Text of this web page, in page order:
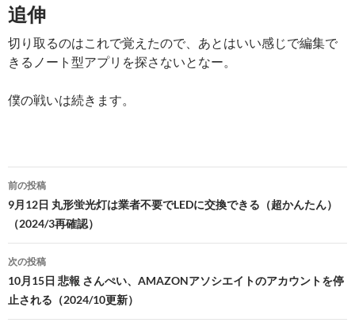
追伸
切り取るのはこれで覚えたので、あとはいい感じで編集で
きるノート型アプリを探さないとなー。
僕の戦いは続きます。
投
稿
ナ
ビ
ゲ
ー
前の投稿
9月12日 丸形蛍光灯は業者不要でLEDに交換できる（超かんたん）
（2024/3再確認）
次の投稿
10月15日 悲報 さんぺい、AMAZONアソシエイトのアカウントを停
止される（2024/10更新）